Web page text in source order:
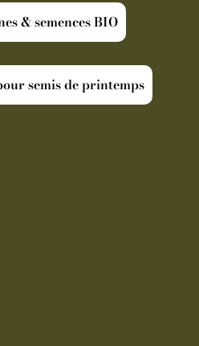
& semences BIO
semis de printemps